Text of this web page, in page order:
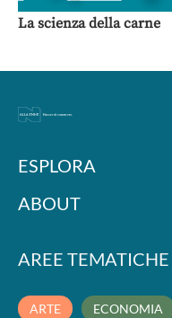
LETTERATURA
La scienza della carne
ESPLORA
ABOUT
AREE TEMATICHE
ARTE ECONOMIA